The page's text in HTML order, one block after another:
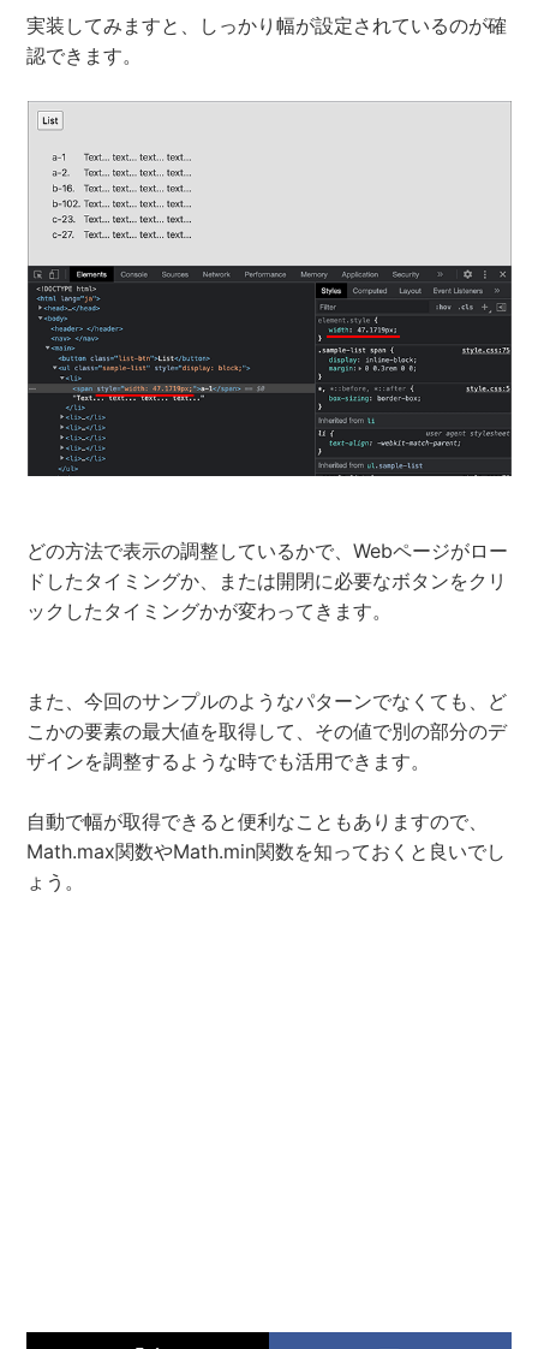
実装してみますと、しっかり幅が設定されているのが確
認できます。
どの方法で表示の調整しているかで、Webページがロー
ドしたタイミングか、または開閉に必要なボタンをクリ
ックしたタイミングかが変わってきます。
また、今回のサンプルのようなパターンでなくても、ど
こかの要素の最大値を取得して、その値で別の部分のデ
ザインを調整するような時でも活用できます。
自動で幅が取得できると便利なこともありますので、
Math.max関数やMath.min関数を知っておくと良いでし
ょう。